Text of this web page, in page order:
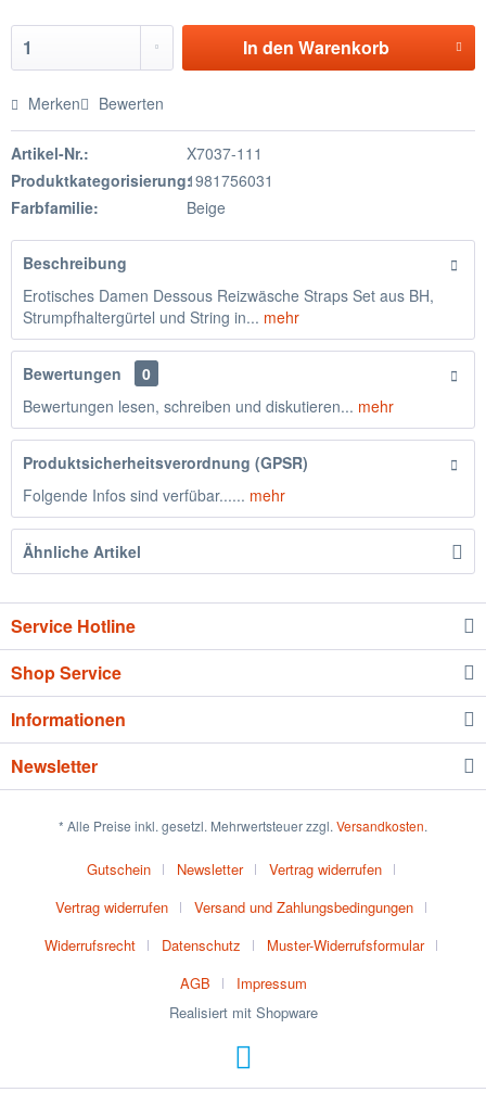
In den Warenkorb
Merken Bewerten
Artikel-Nr.:
X7037-111
Produktkategorisierung:1981756031
Farbfamilie:
Beige
Beschreibung
Erotisches Damen Dessous Reizwäsche Straps Set aus BH,
Strumpfhaltergürtel und String in... mehr
Bewertungen
0
Bewertungen lesen, schreiben und diskutieren... mehr
Produktsicherheitsverordnung (GPSR)
Folgende Infos sind verfübar...... mehr
Ähnliche Artikel
Service Hotline
Shop Service
Informationen
Newsletter
* Alle Preise inkl. gesetzl. Mehrwertsteuer zzgl. Versandkosten.
Gutschein Newsletter
Vertrag widerrufen
Vertrag widerrufen
Versand und Zahlungsbedingungen
Widerrufsrecht
Datenschutz
Muster-Widerrufsformular
AGB
Impressum
Realisiert mit Shopware